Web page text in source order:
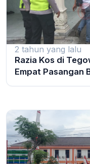
2 tahun yang lalu
Razia Kos di
Empat Pasangan